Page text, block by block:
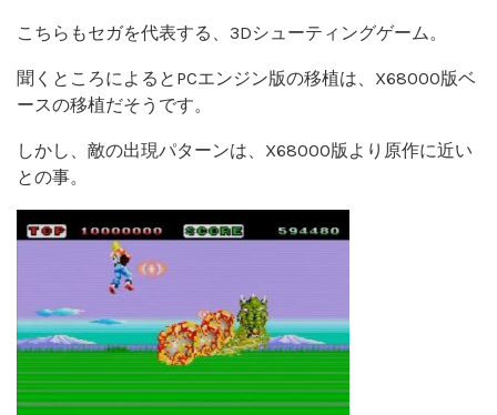
こちらもセガを代表する、3Dシューティングゲーム。
聞くところによるとPCエンジン版の移植は、X68000版ベ
ースの移植だそうです。
しかし、敵の出現パターンは、X68000版より原作に近い
との事。